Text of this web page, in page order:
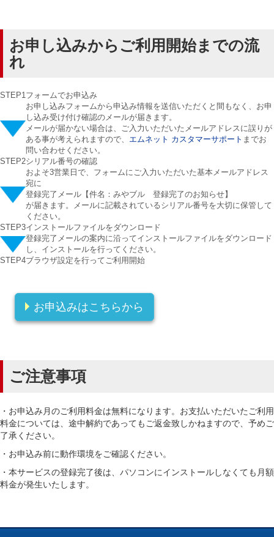
お申し込みからご利用開始までの流
れ
STEP1フォームでお申込み
お申し込みフォームから申込み情報を送信いただくと間もなく、お申
し込み受け付け確認のメールが届きます。
メールが届かない場合は、ご入力いただいたメールアドレスに誤りが
ある事が考えられますので、 エムネット カスタマーサポート までお
問い合わせください。
STEP2シリアル番号の確認
およそ3営業日で、フォームにご入力いただいた基本メールアドレス
宛に
登録完了メール【件名：みやブル 登録完了のお知らせ】
が届きます。メールに記載されているシリアル番号を大切に保管して
ください。
STEP3インストールファイルをダウンロード
登録完了メールの案内に沿ってインストールファイルをダウンロード
し、インストールを行ってください。
STEP4ブラウザ設定を行ってご利用開始
お申込みはこちらから
ご注意事項
・お申込み月のご利用料金は無料になります。お支払いただいたご利用
料金については、途中解約であってもご返金致しかねますので、予めご
了承ください。
・お申込み前に動作環境をご確認ください。
・本サービスの登録完了後は、パソコンにインストールしなくても月額
料金が発生いたします。